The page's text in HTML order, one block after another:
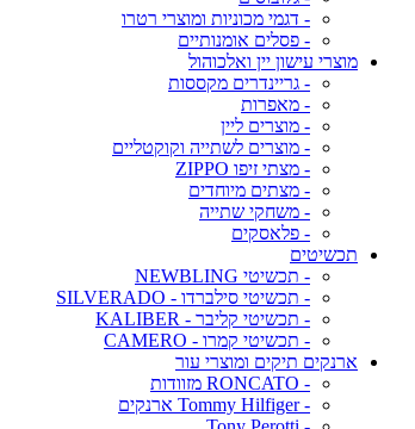
- דגמי מכוניות ומוצרי רטרו
- פסלים אומנותיים
מוצרי עישון יין ואלכוהול
- גריינדרים מקססות
- מאפרות
- מוצרים ליין
- מוצרים לשתייה וקוקטליים
- מצתי זיפו ZIPPO
- מצתים מיוחדים
- משחקי שתייה
- פלאסקים
תכשיטים
- תכשיטי NEWBLING
- תכשיטי סילברדו - SILVERADO
- תכשיטי קליבר - KALIBER
- תכשיטי קמרו - CAMERO
ארנקים תיקים ומוצרי עור
- RONCATO מזוודות
- Tommy Hilfiger ארנקים